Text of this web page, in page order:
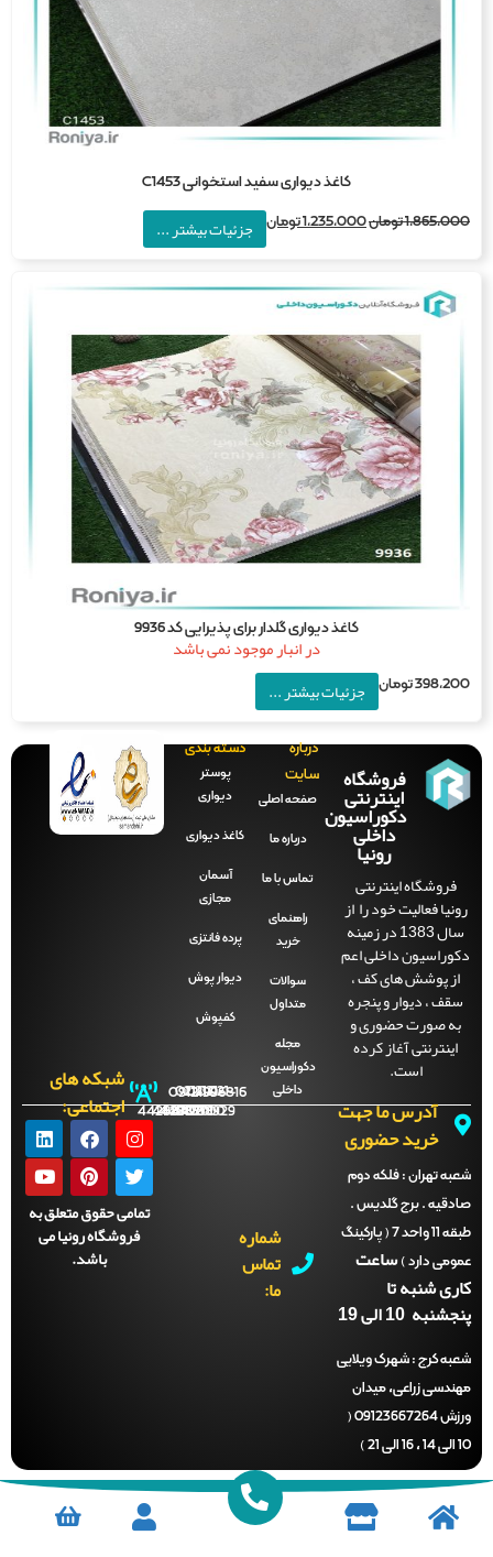
کاغذ دیواری سفید استخوانی C1453
تومان1,235,000تومان جزئیات بیشتر ...
کاغذ دیواری گلدار برای پذیرایی کد 9936
در انبار موجود نمی باشد
تومان جزئیات بیشتر ...
فروشگاه
اینترنتی
دکوراسیون
داخلی
رونیا
فروشگاه اینترنتی
فعالیت خود را از
سال 1383 در زمینه
داخلی اعم
پوشش های کف ،
، دیوار و پنجره
صورت حضوری و
آغاز کرده
درباره
سایت
صفحه‌ اصلی
درباره ما
تماس با ما
راهنمای
دکوراسیون
دسته بندی
دیواری
کاغذ دیواری
آسمان
پرده فانتزی
دیوار پوش
کفپوش
آدرس ما جهت
خرید حضوری
تهران :فلکه دوم
. برج گلدیس .
طبقه 11 واحد 7 ( پارکینگ
دارد )ساعت
شنبه تا
10 الی 19
کرج :شهرک ویلایی
زراعی، میدان
ورزش 09123667264 (
شماره
تماس
09121996816
021-
44288929
021-
44288700
021-
44288701
021-
44288702
شبکه های
اجتماعی:
تمامی حقوق متعلق به
فروشگاه رونیا می